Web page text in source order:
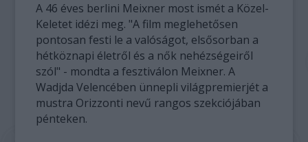
A 46 éves berlini Meixner most ismét a Közel-
Keletet idézi meg. "A film meglehetősen
pontosan festi le a valóságot, elsősorban a
hétköznapi életről és a nők nehézségeiről
szól" - mondta a fesztiválon Meixner. A
Wadjda Velencében ünnepli világpremierjét a
mustra Orizzonti nevű rangos szekciójában
pénteken.